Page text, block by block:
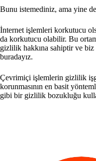
Bunu istemediniz, ama yine
İnternet işlemleri korkutucu
da korkutucu olabilir. Bu
gizlilik hakkına sahiptir ve
buradayız.
Çevrimiçi işlemlerin gizlilik
korunmasının en basit
gibi bir gizlilik bozukluğu